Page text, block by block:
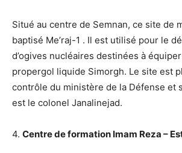
Situé au centre de Semnan, ce site de
baptisé Me’raj-1 . Il est utilisé pour le
d’ogives nucléaires destinées à
propergol liquide Simorgh. Le site est
contrôle du ministère de la Défense et
est le colonel Janalinejad.
4. Centre de formation Imam Reza –